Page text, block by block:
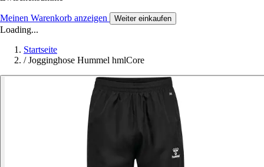
Meinen Warenkorb anzeigen Weiter einkaufen
Loading...
Startseite
/ Jogginghose Hummel hmlCore